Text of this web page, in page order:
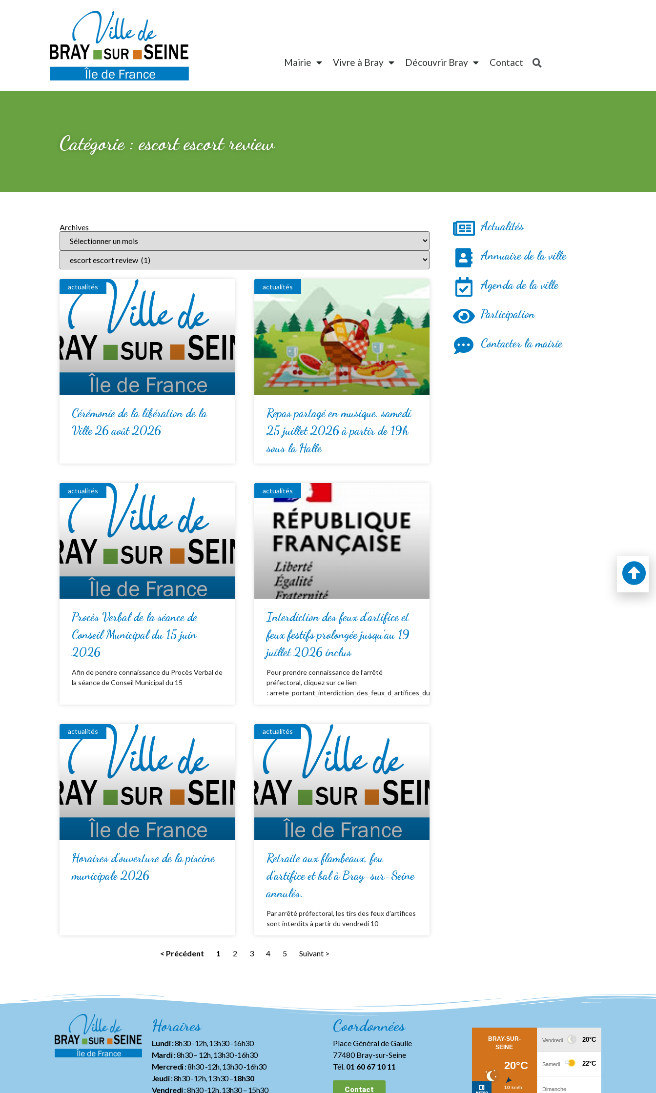
Mairie Vivre à Bray Découvrir Bray Contact
Catégorie : escort escort review
Archives
actualités
Cérémonie de la libération de la
Ville 26 août 2026
actualités
Repas partagé en musique, samedi
25 juillet 2026 à partir de 19h
sous la Halle
actualités
Procès Verbal de la séance de
Conseil Municipal du 15 juin
2026
Afin de pendre connaissance du Procès Verbal de
la séance de Conseil Municipal du 15
actualités
Interdiction des feux d’artifice et
feux festifs prolongée jusqu’au 19
juillet 2026 inclus
Pour prendre connaissance de l’arrêté
préfectoral, cliquez sur ce lien
: arrete_portant_interdiction_des_feux_d_artifices_du_15_au_19_juillet_2026
actualités
Horaires d’ouverture de la piscine
municipale 2026
actualités
Retraite aux flambeaux, feu
d’artifice et bal à Bray-sur-Seine
annulés.
Par arrêté préfectoral, les tirs des feux d’artifices
sont interdits à partir du vendredi 10
< Précédent 1 2 3 4 5 Suivant >
Actualités
Annuaire de la ville
Agenda de la ville
Participation
Contacter la mairie
Horaires
Lundi :8h30 -12h, 13h30 -16h30
Mardi :8h30 – 12h, 13h30 -16h30
Mercredi :8h30 -12h, 13h30 -16h30
Jeudi: 8h30 -12h, 13h30 –18h30
Vendredi: 8h30 -12h, 13h30– 15h30
Coordonnées
Place Général de Gaulle
77480 Bray-sur-Seine
Tél. 01 60 67 10 11
Contact